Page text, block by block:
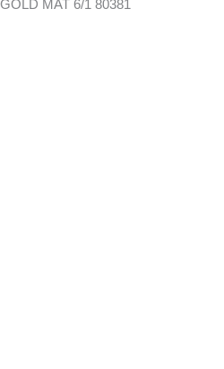
GOLD MAT 6/1 80381